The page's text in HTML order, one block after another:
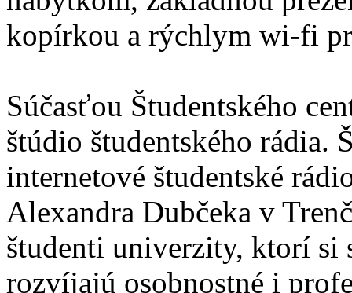
kopírkou a rýchlym wi-fi
Súčasťou Študentského
štúdio študentského rádia.
internetové študentské
Alexandra Dubčeka v
študenti univerzity, ktorí
rozvíjajú osobnostné i